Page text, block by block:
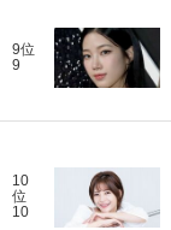
9位
9
10
位
10